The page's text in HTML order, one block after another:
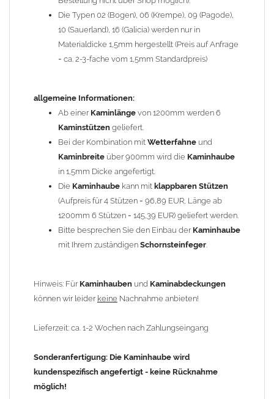
Zum Bild vergößern, bitte auf das Bild klicken!
Die Typen 02 (Bogen), 06 (Krempe), 09 (Pagode),
10 (Sauerland), 16 (Galicia) werden nur in
Materialdicke 1,5mm hergestellt (Preis auf Anfrage
= ca. 2-3-fache vom 1,5mm Standardpreis)
allgemeine Informationen:
Ab einer Kaminlänge von 1200mm werden 6
Kaminstützen geliefert.
Bei der Kombination mit Wetterfahne und
Kaminbreite über 900mm wird die Kaminhaube
in 1,5mm Dicke angefertigt.
Die Kaminhaube kann mit klappbaren Stützen
(Aufpreis für 4 Stützen = 96,89 EUR, Länge ab
1200mm 6 Stützen = 145,39 EUR) geliefert werden.
Bitte besprechen Sie den Einbau der Kaminhaube
mit Ihrem zuständigen Schornsteinfeger.
Hinweis: Für Kaminhauben und Kaminabdeckungen
können wir leider keine Nachnahme anbieten!
Lieferzeit: ca. 1-2 Wochen nach Zahlungseingang
Sonderanfertigung: Die Kaminhaube wird
kundenspezifisch angefertigt - keine Rücknahme
möglich!